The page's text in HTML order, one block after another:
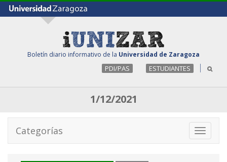
Boletín diario informativo de la Universidad de Zaragoza
PDI/PAS ESTUDIANTES
1/12/2021
Toggle
Categorías